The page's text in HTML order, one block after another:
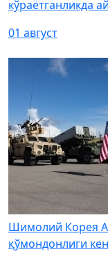
кўраётганликда
01 август
Шимолий Корея
қўмондонлиги